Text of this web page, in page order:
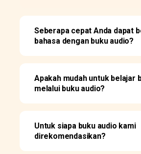
Seberapa cepat Anda dapat
bahasa dengan buku audio?
Apakah mudah untuk belajar
melalui buku audio?
Untuk siapa buku audio kami
direkomendasikan?